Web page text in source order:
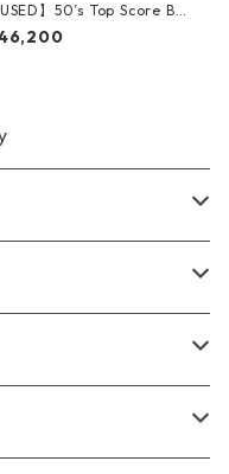
USED】50’s Top Score Bo
Shirt